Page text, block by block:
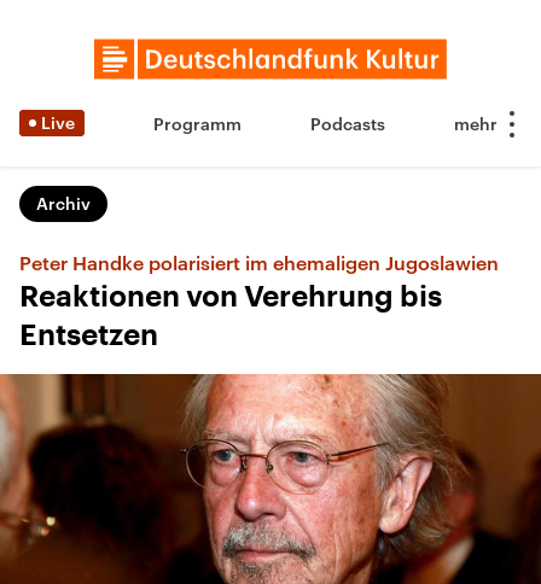
Live Programm Podcasts
Archiv
Peter Handke polarisiert im ehemaligen Jugoslawien
Reaktionen von Verehrung bis
Entsetzen